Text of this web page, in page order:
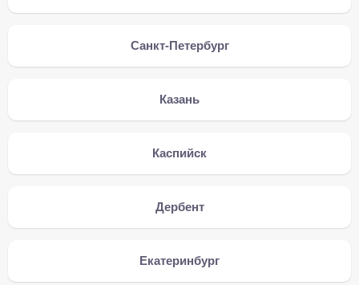
Санкт-Петербург
Казань
Каспийск
Дербент
Екатеринбург